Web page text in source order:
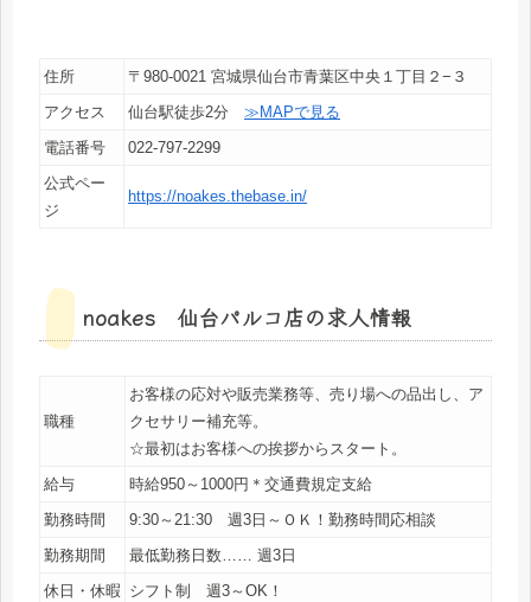
住所
〒980-0021 宮城県仙台市青葉区中央１丁目２−３
アクセス
仙台駅徒歩2分 ≫MAPで見る
電話番号
022-797-2299
公式ペー
ジ
https://noakes.thebase.in/
noakes 仙台パルコ店の求人情報
職種
お客様の応対や販売業務等、売り場への品出し、ア
クセサリー補充等。
☆最初はお客様への挨拶からスタート。
給与
時給950～1000円＊交通費規定支給
勤務時間
9:30～21:30 週3日～ＯＫ！勤務時間応相談
勤務期間
最低勤務日数…… 週3日
休日・休暇 シフト制 週3～OK！